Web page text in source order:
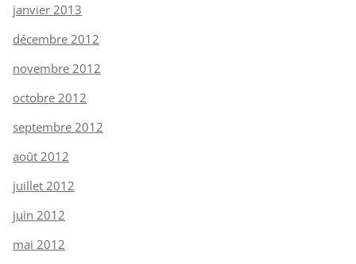
janvier 2013
décembre 2012
novembre 2012
octobre 2012
septembre 2012
août 2012
juillet 2012
juin 2012
mai 2012